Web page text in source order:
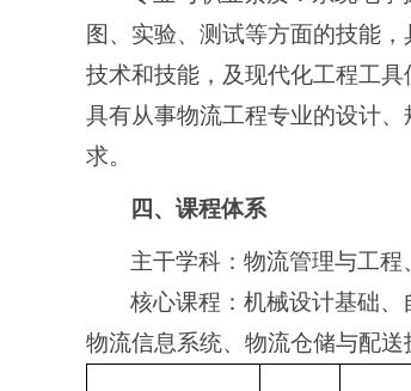
图、实验、测试等方面的技能
技术和技能，及现代化工程工
具有从事物流工程专业的设计
求。
四、课程体系
主干学科：物流管理与工程
核心课程：机械设计基础、
物流信息系统、物流仓储与配送